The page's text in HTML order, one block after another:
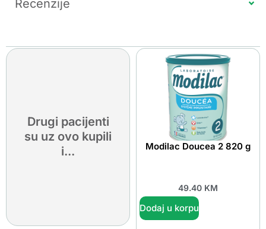
Recenzije
Drugi pacijenti
su uz ovo kupili
i...
Modilac Doucea 2 820 g
49.40 KM
Dodaj u korpu